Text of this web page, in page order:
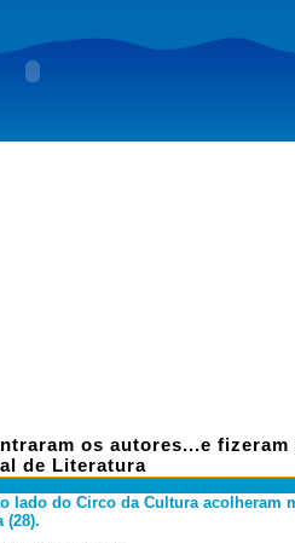
os autores...e fizeram
de Literatura
lado do Circo da Cultura acolheram
(28).